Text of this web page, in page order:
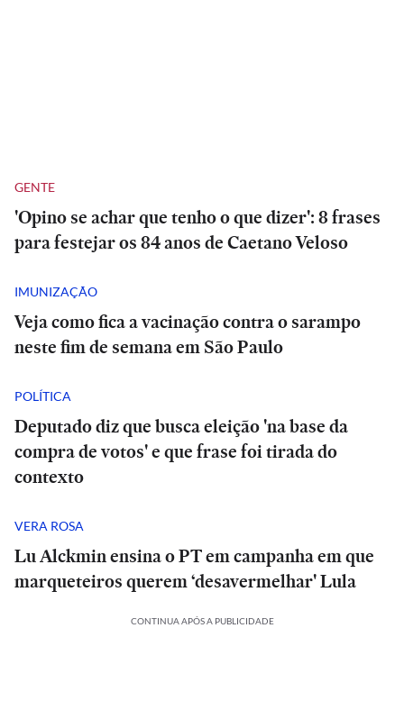
GENTE
'Opino se achar que tenho o que dizer': 8 frases
para festejar os 84 anos de Caetano Veloso
IMUNIZAÇÃO
Veja como fica a vacinação contra o sarampo
neste fim de semana em São Paulo
POLÍTICA
Deputado diz que busca eleição 'na base da
compra de votos' e que frase foi tirada do
contexto
VERA ROSA
Lu Alckmin ensina o PT em campanha em que
marqueteiros querem ‘desavermelhar' Lula
CONTINUA APÓS A PUBLICIDADE